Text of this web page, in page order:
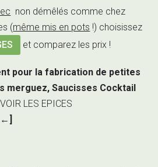
non démêlés comme chez
(même mis en pots !) choisissez
et comparez les prix !
pour la fabrication de petites
merguez, Saucisses Cocktail
VOIR LES EPICES
←